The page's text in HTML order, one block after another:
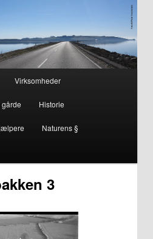
af naturen
Virksomheder
gårde Historie
Naturens §
3